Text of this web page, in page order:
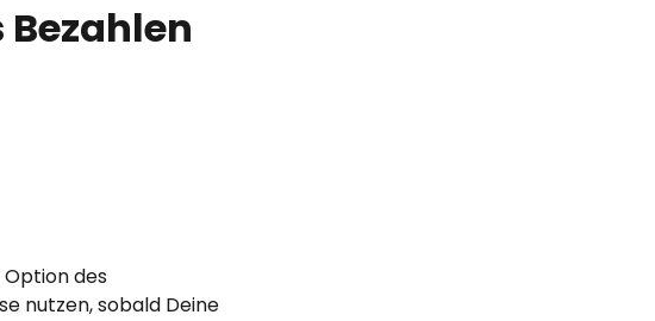
des
nutzen, sobald Deine